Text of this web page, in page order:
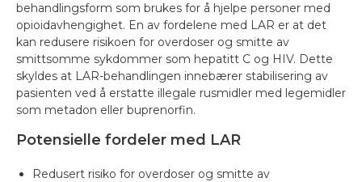
behandlingsform som brukes for å hjelpe personer med
opioidavhengighet. En av fordelene med LAR er at det
kan redusere risikoen for overdoser og smitte av
smittsomme sykdommer som hepatitt C og HIV. Dette
skyldes at LAR-behandlingen innebærer stabilisering av
pasienten ved å erstatte illegale rusmidler med legemidler
som metadon eller buprenorfin.
Potensielle fordeler med LAR
Redusert risiko for overdoser og smitte av